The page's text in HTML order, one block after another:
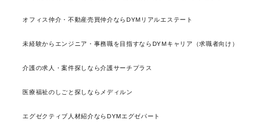
オフィス仲介・不動産売買仲介ならDYMリアルエステート
未経験からエンジニア・事務職を目指すならDYMキャリア（求職者向け）
介護の求人・案件探しなら介護サーチプラス
医療福祉のしごと探しならメディルン
エグゼクティブ人材紹介ならDYMエグゼパート